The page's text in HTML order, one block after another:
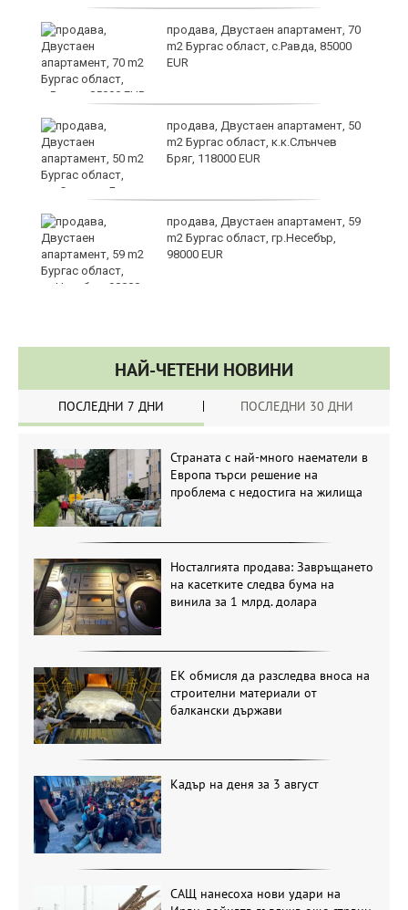
продава, Двустаен апартамент, 70
m2 Бургас област, с.Равда, 85000
EUR
продава, Двустаен апартамент, 50
m2 Бургас област, к.к.Слънчев
Бряг, 118000 EUR
продава, Двустаен апартамент, 59
m2 Бургас област, гр.Несебър,
98000 EUR
НАЙ-ЧЕТЕНИ НОВИНИ
ПОСЛЕДНИ 7 ДНИ ПОСЛЕДНИ 30 ДНИ
Страната с най-много наематели в
Европа търси решение на
проблема с недостига на жилища
Носталгията продава: Завръщането
на касетките следва бума на
винила за 1 млрд. долара
ЕК обмисля да разследва вноса на
строителни материали от
балкански държави
Кадър на деня за 3 август
САЩ нанесоха нови удари на